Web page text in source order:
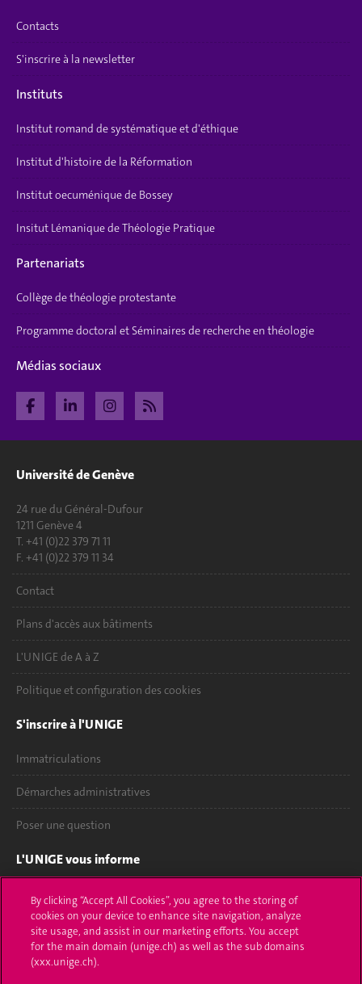
Contacts
S'inscrire à la newsletter
Instituts
Institut romand de systématique et d'éthique
Institut d'histoire de la Réformation
Institut oecuménique de Bossey
Insitut Lémanique de Théologie Pratique
Partenariats
Collège de théologie protestante
Programme doctoral et Séminaires de recherche en théologie
Médias sociaux
Université de Genève
24 rue du Général-Dufour
1211 Genève 4
T. +41 (0)22 379 71 11
F. +41 (0)22 379 11 34
Contact
Plans d'accès aux bâtiments
L'UNIGE de A à Z
Politique et configuration des cookies
S'inscrire à l'UNIGE
Immatriculations
Démarches administratives
Poser une question
L'UNIGE vous informe
UNIGE Mobile
Médias
Offres d'emploi
By clicking “Accept All Cookies”, you agree to the storing of
cookies on your device to enhance site navigation, analyze
site usage, and assist in our marketing efforts. You accept
for the main domain (unige.ch) as well as the sub domains
(xxx.unige.ch).